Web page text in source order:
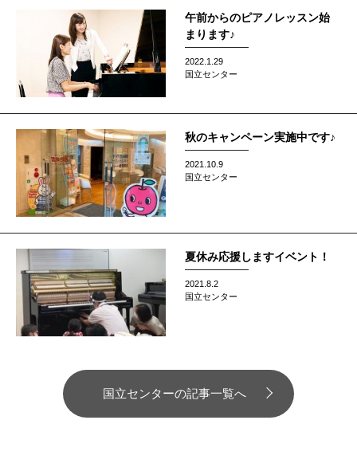
午前からのピアノレッスン始
まります♪
2022.1.29
国立センター
秋のキャンペーン実施中です♪
2021.10.9
国立センター
夏休み応援しますイベント！
2021.8.2
国立センター
国立センターの記事一覧へ